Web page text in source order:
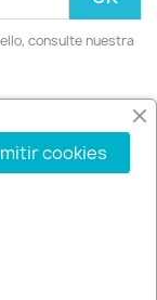
consulte nuestra
cookies